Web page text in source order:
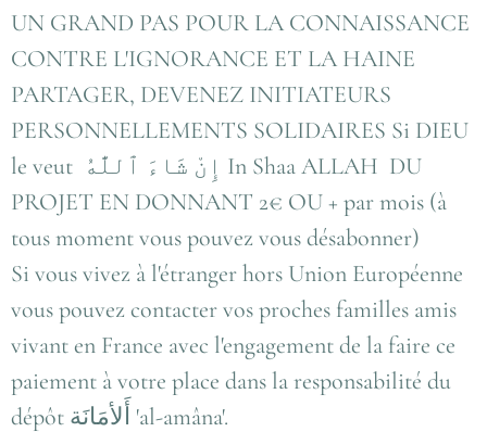
UN GRAND PAS POUR LA CONNAISSANCE
CONTRE L'IGNORANCE ET LA HAINE
PARTAGER, DEVENEZ INITIATEURS
PERSONNELLEMENTS SOLIDAIRES Si DIEU
le veut إِنْ شَاءَ ٱللَّٰهُ In Shaa ALLAH DU
PROJET EN DONNANT 2€ OU + par mois (à
tous moment vous pouvez vous désabonner)
Si vous vivez à l'étranger hors Union Européenne
vous pouvez contacter vos proches familles amis
vivant en France avec l'engagement de la faire ce
paiement à votre place dans la responsabilité du
dépôt أَلأمَانَة 'al-amâna'.